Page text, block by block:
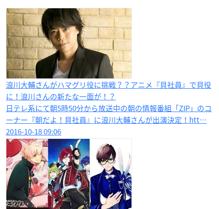
浪川大輔さんがハマグリ役に挑戦？？アニメ『貝社員』で貝役
に！浪川さんの新たな一面が！？
日テレ系にて朝5時50分から放送中の朝の情報番組「ZIP」のコ
ーナー『朝だよ！貝社員』に浪川大輔さんが出演決定！htt…
2016-10-18 09:06